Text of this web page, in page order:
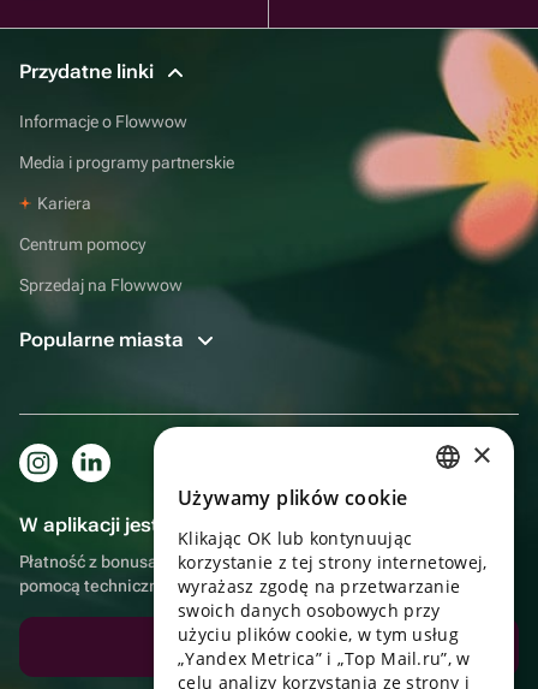
Przydatne linki
Informacje o Flowwow
Media i programy partnerskie
Kariera
Centrum pomocy
Sprzedaj na Flowwow
Popularne miasta
W aplikacji jest to jeszcze wygodniejsze!
Płatność z bonusami, samodzielna dostawa, wygodny czat z
pomocą techniczną
Pobierz aplikację
UKRAINIAN
PORTUGUESE
SPANISH
×
Używamy plików cookie
Klikając OK lub kontynuując
korzystanie z tej strony internetowej,
wyrażasz zgodę na przetwarzanie
swoich danych osobowych przy
użyciu plików cookie, w tym usług
„Yandex Metrica” i „Top Mail.ru”, w
celu analizy korzystania ze strony i